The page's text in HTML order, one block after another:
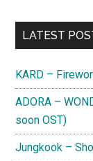
Primary
LATEST
KARD –
ADORA –
soon OST)
Jungkook –